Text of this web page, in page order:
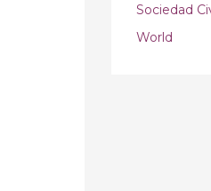
Sociedad
World